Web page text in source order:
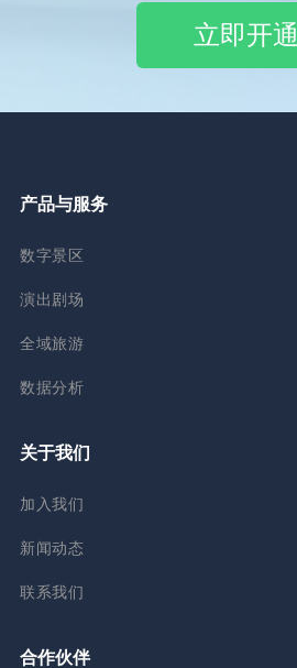
立即开通
产品与服务
数字景区
演出剧场
全域旅游
数据分析
关于我们
加入我们
新闻动态
联系我们
合作伙伴